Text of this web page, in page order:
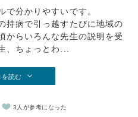
で分かりやすいです。
持病で引っ越すたびに地域の
からいろんな先生の説明を受
、ちょっとわ...
を読む
3人が参考になった